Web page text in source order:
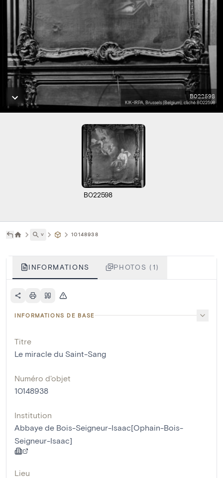
B022598
KIK-IRPA, Brussels (Belgium), cliché B022598
B022598
˅ 10148938
INFORMATIONS PHOTOS (1)
INFORMATIONS DE BASE
Titre
Le miracle du Saint-Sang
Numéro d'objet
10148938
Institution
Abbaye de Bois-Seigneur-Isaac[Ophain-Bois-
Seigneur-Isaac]
Lieu